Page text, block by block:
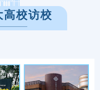
高校访校